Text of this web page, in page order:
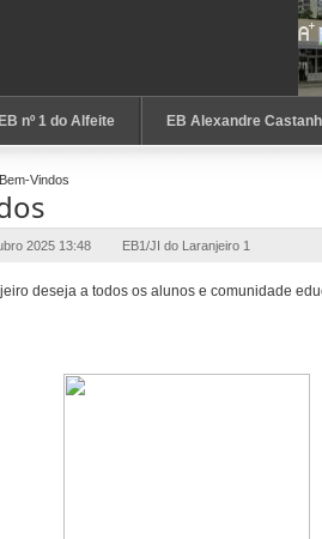
EB nº 1 do Alfeite EB Alexandre
Bem-Vindos
2025 13:48 EB1/JI do Laranjeiro 1
deseja a todos os alunos e comunidade